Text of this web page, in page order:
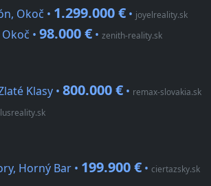
Okoč • 1.299.000 € • joyelreality.sk
• 98.000 € • zenith-reality.sk
Klasy • 800.000 € • remax-slovakia.sk
Horný Bar • 199.900 € • ciertazsky.sk